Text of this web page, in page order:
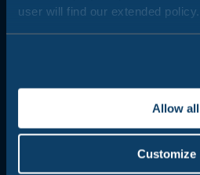
user will find our extended policy.
Allow all
Customize